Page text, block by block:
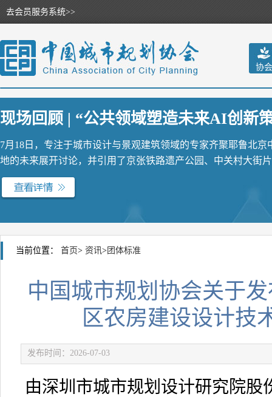
去会员服务系统>>
协会
现场回顾 | “公共领域塑造未来AI创新
7月18日，专注于城市设计与景观建筑领域的专家齐聚耶鲁北
地的未来展开讨论，并引用了京张铁路遗产公园、中关村大街
当前位置： 首页> 资讯> 团体标准
中国城市规划协会关于
区农房建设设计技
发布时间：2026-07-03
由深圳市城市规划设计研究院股